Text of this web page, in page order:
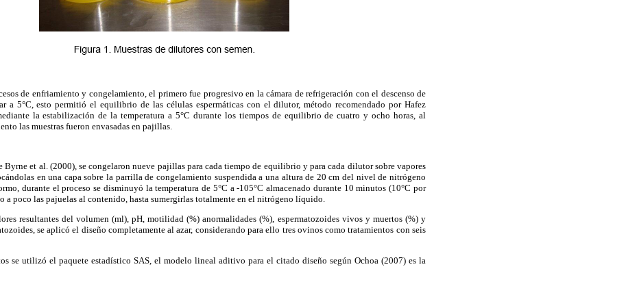
de enfriamiento y congelamiento, el primero fue progresivo en la cámara de refrigeración con el descenso de
a 5°C, esto permitió el equilibrio de las células espermáticas con el dilutor, método recomendado por Hafez
la estabilización de la temperatura a 5°C durante los tiempos de equilibrio de cuatro y ocho horas, al
las muestras fueron envasadas en pajillas.
Byrne et al. (2000), se congelaron nueve pajillas para cada tiempo de equilibrio y para cada dilutor sobre vapores
en una capa sobre la parrilla de congelamiento suspendida a una altura de 20 cm del nivel de nitrógeno
durante el proceso se disminuyó la temperatura de 5°C a -105°C almacenado durante 10 minutos (10°C por
a poco las pajuelas al contenido, hasta sumergirlas totalmente en el nitrógeno líquido.
resultantes del volumen (ml), pH, motilidad (%) anormalidades (%), espermatozoides vivos y muertos (%) y
se aplicó el diseño completamente al azar, considerando para ello tres ovinos como tratamientos con seis
se utilizó el paquete estadístico SAS, el modelo lineal aditivo para el citado diseño según Ochoa (2007) es la